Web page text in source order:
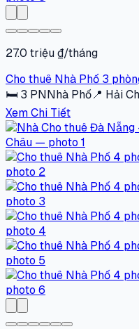
27.0 triệu ₫/tháng
Cho thuê Nhà Phố 3
🛏 3 PNNhà Phố📍 Hải
Xem Chi Tiết